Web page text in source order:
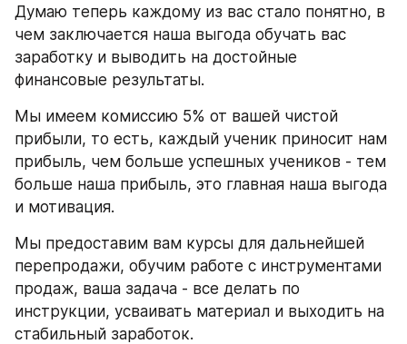
Думаю теперь каждому из вас стало понятно, в
чем заключается наша выгода обучать вас
заработку и выводить на достойные
финансовые результаты.
Мы имеем комиссию 5% от вашей чистой
прибыли, то есть, каждый ученик приносит нам
прибыль, чем больше успешных учеников - тем
больше наша прибыль, это главная наша выгода
и мотивация.
Мы предоставим вам курсы для дальнейшей
перепродажи, обучим работе с инструментами
продаж, ваша задача - все делать по
инструкции, усваивать материал и выходить на
стабильный заработок.